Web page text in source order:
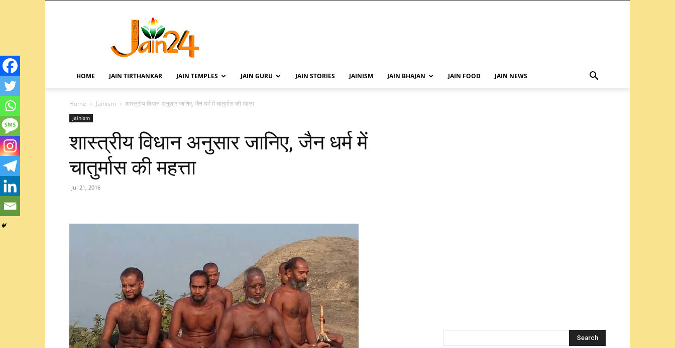
HOME JAIN TIRTHANKAR JAIN TEMPLES JAIN GURU JAIN STORIES JAINISM JAIN BHAJAN JAIN FOOD JAIN NEWS
Home Jainism शास्त्रीय विधान अनुसार जानिए, जैन धर्म में चातुर्मास की महत्ता
Jainism
शास्त्रीय विधान अनुसार जानिए, जैन धर्म में
चातुर्मास की महत्ता
Jul 21, 2016